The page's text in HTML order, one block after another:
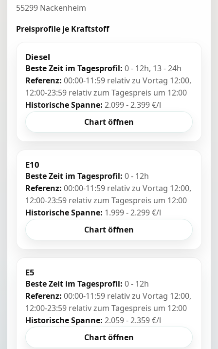
55299 Nackenheim
Preisprofile je Kraftstoff
Diesel
Beste Zeit im Tagesprofil: 0 - 12h, 13 - 24h
Referenz: 00:00-11:59 relativ zu Vortag 12:00,
12:00-23:59 relativ zum Tagespreis um 12:00
Historische Spanne: 2.099 - 2.399 €/l
Chart öffnen
E10
Beste Zeit im Tagesprofil: 0 - 12h
Referenz: 00:00-11:59 relativ zu Vortag 12:00,
12:00-23:59 relativ zum Tagespreis um 12:00
Historische Spanne: 1.999 - 2.299 €/l
Chart öffnen
E5
Beste Zeit im Tagesprofil: 0 - 12h
Referenz: 00:00-11:59 relativ zu Vortag 12:00,
12:00-23:59 relativ zum Tagespreis um 12:00
Historische Spanne: 2.059 - 2.359 €/l
Chart öffnen